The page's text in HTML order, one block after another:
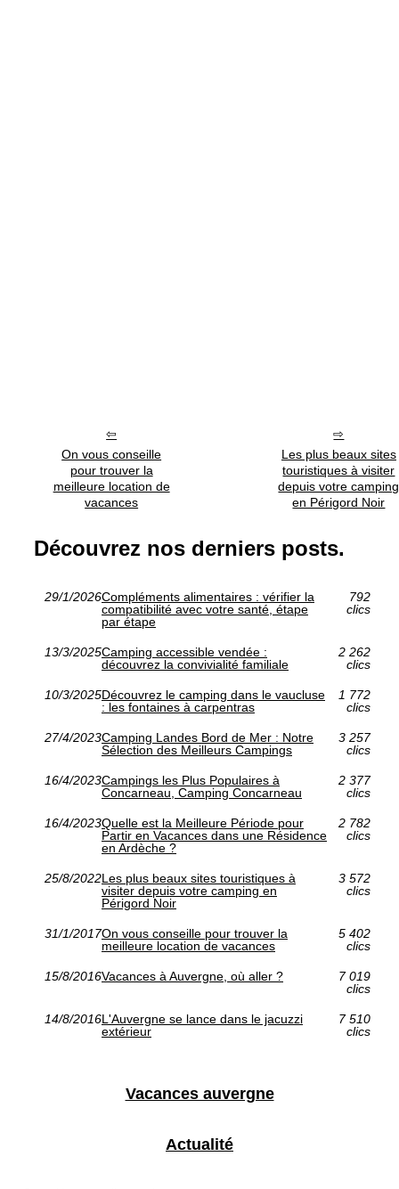
On vous conseille
pour trouver la
meilleure location de
vacances
Les plus beaux sites
touristiques à visiter
depuis votre camping
en Périgord Noir
Découvrez nos derniers posts.
29/1/2026Compléments alimentaires : vérifier la
compatibilité avec votre santé, étape
par étape
792
clics
13/3/2025Camping accessible vendée :
découvrez la convivialité familiale
2 262
clics
10/3/2025Découvrez le camping dans le vaucluse
: les fontaines à carpentras
1 772
clics
27/4/2023Camping Landes Bord de Mer : Notre
Sélection des Meilleurs Campings
3 257
clics
16/4/2023Campings les Plus Populaires à
Concarneau, Camping Concarneau
2 377
clics
16/4/2023Quelle est la Meilleure Période pour
Partir en Vacances dans une Résidence
en Ardèche ?
2 782
clics
25/8/2022Les plus beaux sites touristiques à
visiter depuis votre camping en
Périgord Noir
3 572
clics
31/1/2017On vous conseille pour trouver la
meilleure location de vacances
5 402
clics
15/8/2016Vacances à Auvergne, où aller ?
7 019
clics
14/8/2016L'Auvergne se lance dans le jacuzzi
extérieur
7 510
clics
Vacances auvergne
Actualité